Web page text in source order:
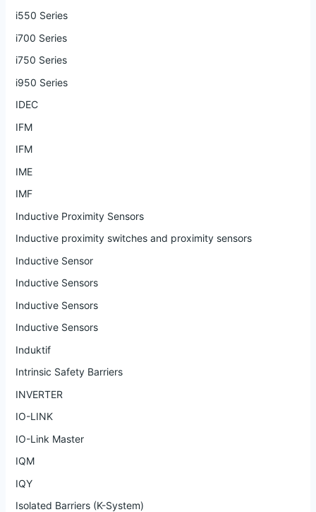
i550 Series
i700 Series
i750 Series
i950 Series
IDEC
IFM
IFM
IME
IMF
Inductive Proximity Sensors
Inductive proximity switches and proximity sensors
Inductive Sensor
Inductive Sensors
Inductive Sensors
Inductive Sensors
Induktif
Intrinsic Safety Barriers
INVERTER
IO-LINK
IO-Link Master
IQM
IQY
Isolated Barriers (K-System)